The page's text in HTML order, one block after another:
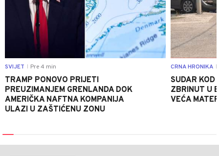
SVIJET Pre 4 min
TRAMP PONOVO PRIJETI
PREUZIMANJEM GRENLANDA DOK
AMERIČKA NAFTNA KOMPANIJA
ULAZI U ZAŠTIĆENU ZONU
CRNA HRONIKA
SUDAR KOD
ZBRINUT U
VEĆA